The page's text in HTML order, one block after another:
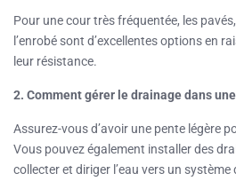
Pour une cour très fréquentée, les
l’enrobé sont d’excellentes options en
leur résistance.
2. Comment gérer le drainage dans
Assurez-vous d’avoir une pente légère
Vous pouvez également installer des
collecter et diriger l’eau vers un système